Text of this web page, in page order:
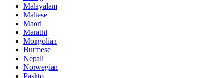
Malayalam
Maltese
Maori
Marathi
Mongolian
Burmese
Nepali
Norwegian
Pashto